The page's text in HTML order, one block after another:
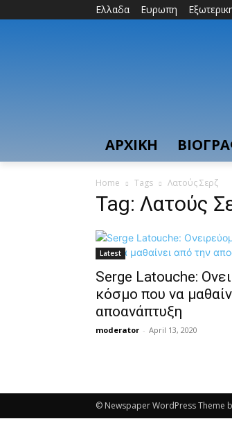
Ελλαδα Ευρωπη
ΑΡΧΙΚΗ
Home Tags Λατούς Σερζ
Tag: Λατούς
Latest
Serge Latouche:
κόσμο που να
αποανάπτυξη
moderator - April 13, 2020
© Newspaper WordPress Theme